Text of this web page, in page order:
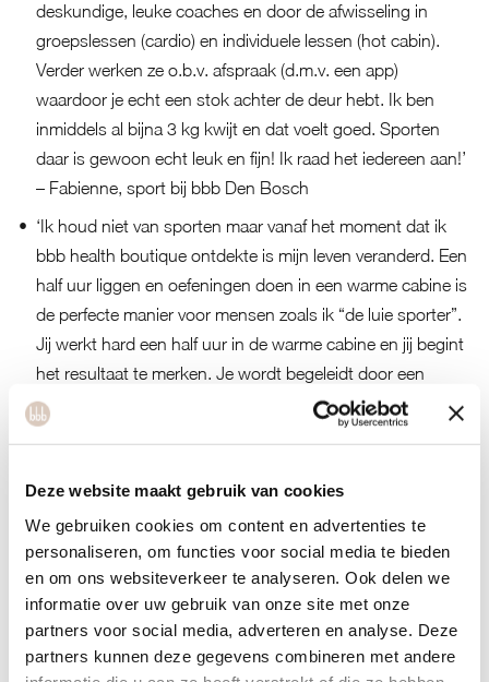
Deze website maakt gebruik van cookies
We gebruiken cookies om content en advertenties te
personaliseren, om functies voor social media te bieden
en om ons websiteverkeer te analyseren. Ook delen we
informatie over uw gebruik van onze site met onze
partners voor social media, adverteren en analyse. Deze
partners kunnen deze gegevens combineren met andere
deskundige, leuke coaches en door de afwisseling in
groepslessen (cardio) en individuele lessen (hot cabin).
Verder werken ze o.b.v. afspraak (d.m.v. een app)
waardoor je echt een stok achter de deur hebt. Ik ben
inmiddels al bijna 3 kg kwijt en dat voelt goed. Sporten
daar is gewoon echt leuk en fijn! Ik raad het iedereen aan!’
– Fabienne, sport bij bbb Den Bosch
‘Ik houd niet van sporten maar vanaf het moment dat ik
bbb health boutique ontdekte is mijn leven veranderd. Een
half uur liggen en oefeningen doen in een warme cabine is
de perfecte manier voor mensen zoals ik “de luie sporter”.
Jij werkt hard een half uur in de warme cabine en jij begint
het resultaat te merken. Je wordt begeleidt door een
professionele groep dames die elk aspect van jou leven
met jou bespreken om je doelen te kunnen bereiken.’ –
‘Ontzettend prettige sportschool waar ik al meer dan een
jaar met ontzettend veel plezier kom. Veel persoonlijke
aandacht, grote diversiteit aan lessen, zowel in de cabine
als op de vloer. Waardoor ik sporten nu inmiddels echt
leuk vind. En heel fijn dat je alles kunt combineren in 1
abonnement, ik doe cabinelessen voor mezelf, pilates en
daarnaast nog yoga, pilates en meditatie in de zaal,